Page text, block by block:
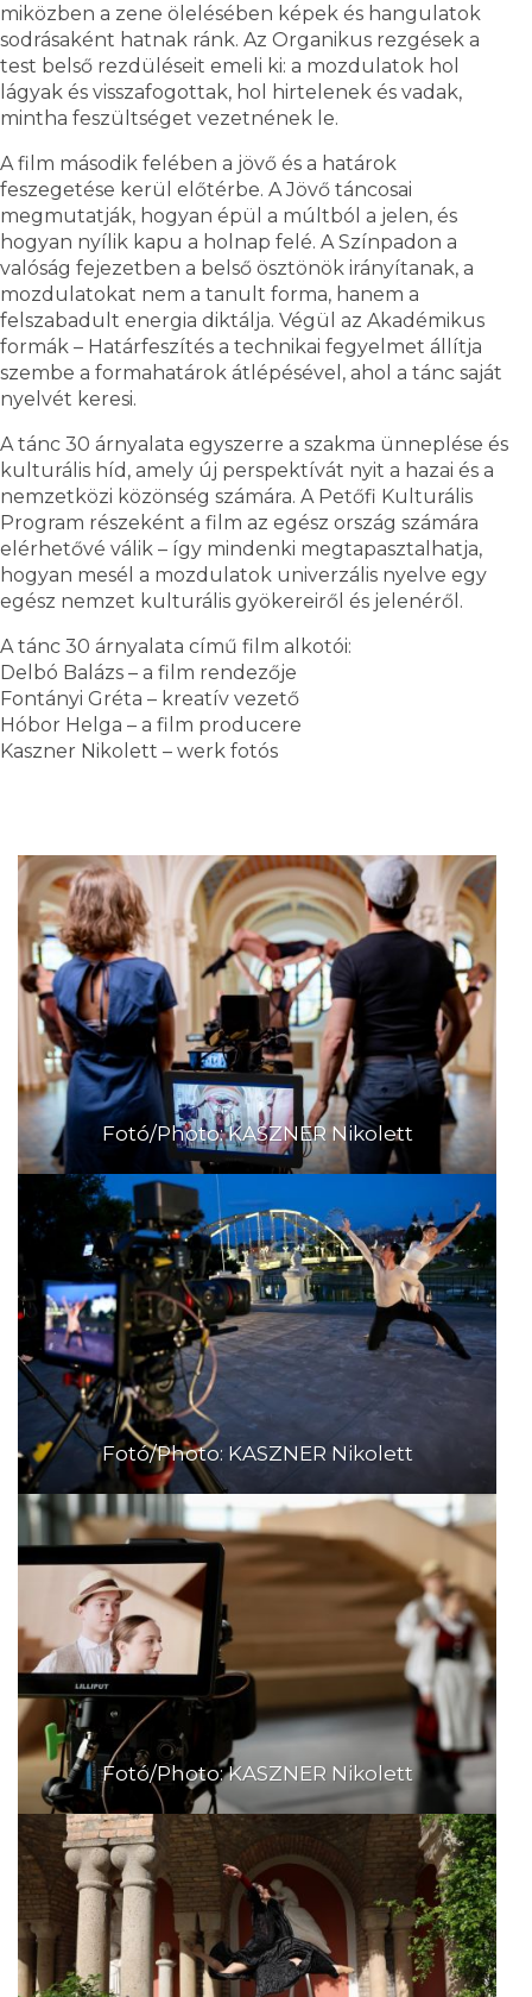
miközben a zene ölelésében képek és hangulatok
sodrásaként hatnak ránk. Az Organikus rezgések a
test belső rezdüléseit emeli ki: a mozdulatok hol
lágyak és visszafogottak, hol hirtelenek és vadak,
mintha feszültséget vezetnének le.
A film második felében a jövő és a határok
feszegetése kerül előtérbe. A Jövő táncosai
megmutatják, hogyan épül a múltból a jelen, és
hogyan nyílik kapu a holnap felé. A Színpadon a
valóság fejezetben a belső ösztönök irányítanak, a
mozdulatokat nem a tanult forma, hanem a
felszabadult energia diktálja. Végül az Akadémikus
formák – Határfeszítés a technikai fegyelmet állítja
szembe a formahatárok átlépésével, ahol a tánc saját
nyelvét keresi.
A tánc 30 árnyalata egyszerre a szakma ünneplése és
kulturális híd, amely új perspektívát nyit a hazai és a
nemzetközi közönség számára. A Petőfi Kulturális
Program részeként a film az egész ország számára
elérhetővé válik – így mindenki megtapasztalhatja,
hogyan mesél a mozdulatok univerzális nyelve egy
egész nemzet kulturális gyökereiről és jelenéről.
A tánc 30 árnyalata című film alkotói:
Delbó Balázs – a film rendezője
Fontányi Gréta – kreatív vezető
Hóbor Helga – a film producere
Kaszner Nikolett – werk fotós
Fotó/Photo: KASZNER Nikolett
Fotó/Photo: KASZNER Nikolett
Fotó/Photo: KASZNER Nikolett